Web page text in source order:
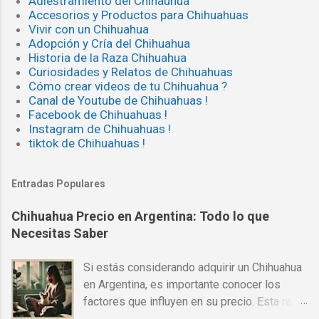
Accesorios y Productos para Chihuahuas
Vivir con un Chihuahua
Adopción y Cría del Chihuahua
Historia de la Raza Chihuahua
Curiosidades y Relatos de Chihuahuas
Cómo crear videos de tu Chihuahua ?
Canal de Youtube de Chihuahuas !
Facebook de Chihuahuas !
Instagram de Chihuahuas !
tiktok de Chihuahuas !
Entradas Populares
Chihuahua Precio en Argentina: Todo lo que
Necesitas Saber
Si estás considerando adquirir un Chihuahua
en Argentina, es importante conocer los
factores que influyen en su precio. Esta raza